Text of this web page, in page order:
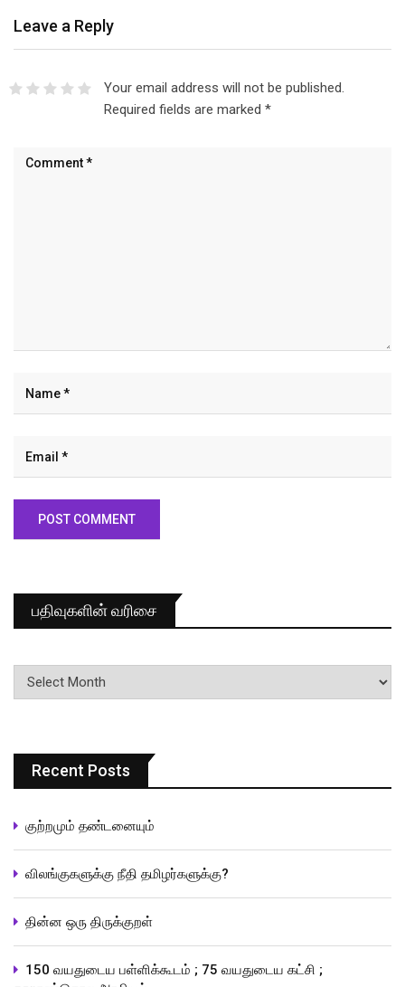
Leave a Reply
Your email address will not be published.
Required fields are marked *
பதிவுகளின் வரிசை
பதிவுகளின்
வரிசை
Recent Posts
குற்றமும் தண்டனையும்
விலங்குகளுக்கு நீதி தமிழர்களுக்கு?
தின்ன ஒரு திருக்குறள்
150 வயதுடைய பள்ளிக்கூடம் ; 75 வயதுடைய கட்சி ;